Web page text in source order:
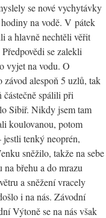
se nové vychytávky
na vodě. V pátek
a hlavně nechtěli věřit
se zalekli
vyjet na vodu. O
alespoň 5 uzlů, tak
částečně spálili při
Sibiř. Nikdy jsem tam
koulovanou, potom
tenký neoprén,
sněžilo, takže na sebe
břehu a do mrazu
a sněžení vracely
i na nás. Závodní
Výtoně se na nás však